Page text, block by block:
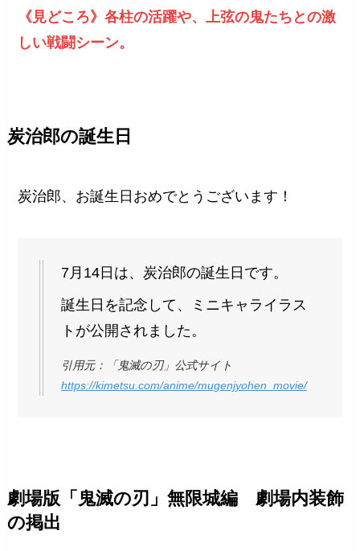
《見どころ》各柱の活躍や、上弦の鬼たちとの激
しい戦闘シーン。
炭治郎の誕生日
炭治郎、お誕生日おめでとうございます！
7月14日は、炭治郎の誕生日です。
誕生日を記念して、ミニキャライラス
トが公開されました。
引用元：「鬼滅の刃」公式サイト
https://kimetsu.com/anime/mugenjyohen_movie/
劇場版「鬼滅の刃」無限城編 劇場内装飾
の掲出